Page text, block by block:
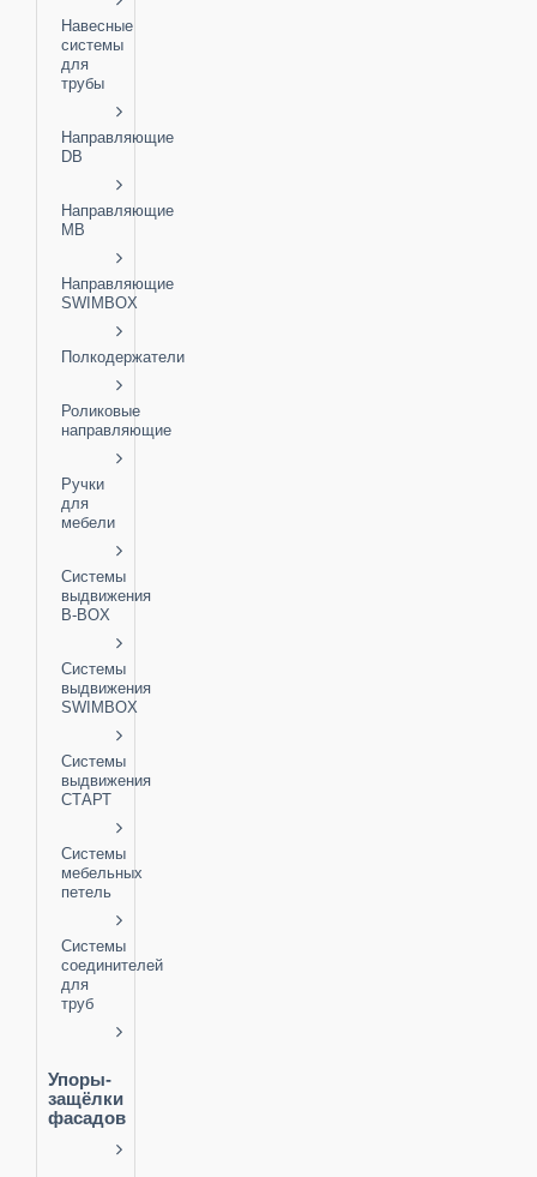
Навесные
системы
для
трубы
Направляющие
DB
Направляющие
MB
Направляющие
SWIMBOX
Полкодержатели
Роликовые
направляющие
Ручки
для
мебели
Системы
выдвижения
B-BOX
Системы
выдвижения
SWIMBOX
Системы
выдвижения
СТАРТ
Системы
мебельных
петель
Системы
соединителей
для
труб
Упоры-
защёлки
фасадов